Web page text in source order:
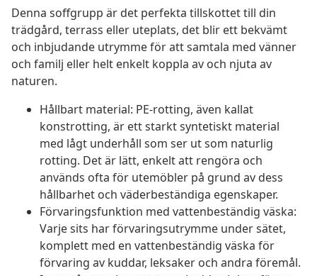
Denna soffgrupp är det perfekta tillskottet till din
trädgård, terrass eller uteplats, det blir ett bekvämt
och inbjudande utrymme för att samtala med vänner
och familj eller helt enkelt koppla av och njuta av
naturen.
Hållbart material: PE-rotting, även kallat
konstrotting, är ett starkt syntetiskt material
med lågt underhåll som ser ut som naturlig
rotting. Det är lätt, enkelt att rengöra och
används ofta för utemöbler på grund av dess
hållbarhet och väderbeständiga egenskaper.
Förvaringsfunktion med vattenbeständig väska:
Varje sits har förvaringsutrymme under sätet,
komplett med en vattenbeständig väska för
förvaring av kuddar, leksaker och andra föremål.